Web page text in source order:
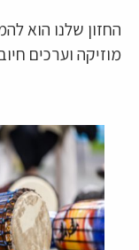
החזון שלנו הוא
מוזיקה וערכים